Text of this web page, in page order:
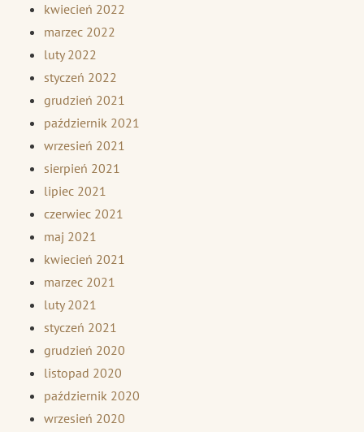
kwiecień 2022
marzec 2022
luty 2022
styczeń 2022
grudzień 2021
październik 2021
wrzesień 2021
sierpień 2021
lipiec 2021
czerwiec 2021
maj 2021
kwiecień 2021
marzec 2021
luty 2021
styczeń 2021
grudzień 2020
listopad 2020
październik 2020
wrzesień 2020